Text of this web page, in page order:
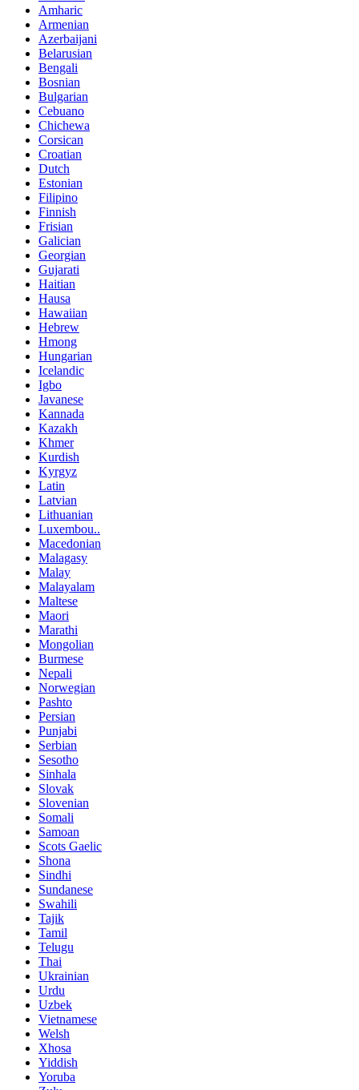
Amharic
Armenian
Azerbaijani
Belarusian
Bengali
Bosnian
Bulgarian
Cebuano
Chichewa
Corsican
Croatian
Dutch
Estonian
Filipino
Finnish
Frisian
Galician
Georgian
Gujarati
Haitian
Hausa
Hawaiian
Hebrew
Hmong
Hungarian
Icelandic
Igbo
Javanese
Kannada
Kazakh
Khmer
Kurdish
Kyrgyz
Latin
Latvian
Lithuanian
Luxembou..
Macedonian
Malagasy
Malay
Malayalam
Maltese
Maori
Marathi
Mongolian
Burmese
Nepali
Norwegian
Pashto
Persian
Punjabi
Serbian
Sesotho
Sinhala
Slovak
Slovenian
Somali
Samoan
Scots Gaelic
Shona
Sindhi
Sundanese
Swahili
Tajik
Tamil
Telugu
Thai
Ukrainian
Urdu
Uzbek
Vietnamese
Welsh
Xhosa
Yiddish
Yoruba